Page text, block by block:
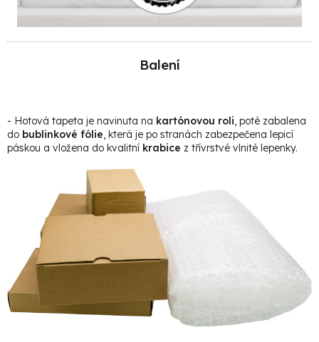
Balení
- Hotová tapeta je navinuta na kartónovou roli, poté zabalena
do bublinkové fólie, která je po stranách zabezpečena lepicí
páskou a vložena do kvalitní krabice z třívrstvé vlnité lepenky.